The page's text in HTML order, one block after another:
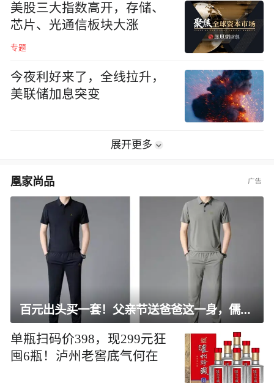
美股三大指数高开，存储、
芯片、光通信板块大涨
专题
今夜利好来了，全线拉升，
美联储加息突变
展开更多
凰家尚品
百元出头买一套！父亲节送爸爸这一身，儒雅有型还凉爽
单瓶扫码价398，现299元狂
囤6瓶！泸州老窖底气何在